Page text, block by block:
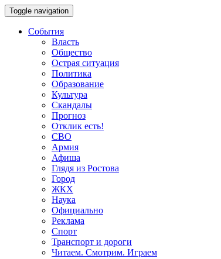
Toggle navigation
События
Власть
Общество
Острая ситуация
Политика
Образование
Культура
Скандалы
Прогноз
Отклик есть!
СВО
Армия
Афиша
Глядя из Ростова
Город
ЖКХ
Наука
Официально
Реклама
Спорт
Транспорт и дороги
Читаем. Смотрим. Играем